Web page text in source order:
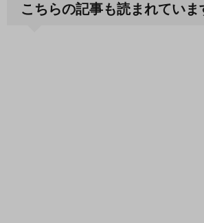
こちらの記事も読まれていま